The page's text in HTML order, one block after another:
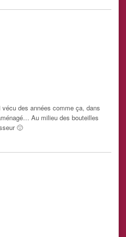
vécu des années comme ça, dans
Au milieu des bouteilles
🙂